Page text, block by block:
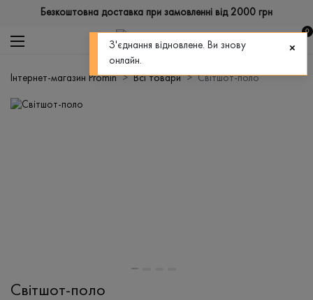
Безкоштовна доставка при замовленні від 2000 грн
0
Інтернет-магазин Promin Всі товари Світшот-поло
Світшот-поло
З'єднання відновлене. Ви знову
онлайн.